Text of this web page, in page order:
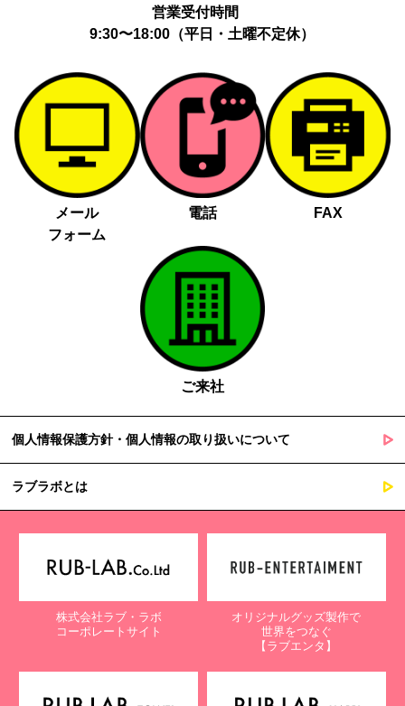
営業受付時間
9:30〜18:00（平日・土曜不定休）
メール
フォーム
電話 FAX
ご来社
個人情報保護方針・個人情報の取り扱いについて
ラブラボとは
株式会社ラブ・ラボ
コーポレートサイト
オリジナルグッズ製作で
世界をつなぐ
【ラブエンタ】